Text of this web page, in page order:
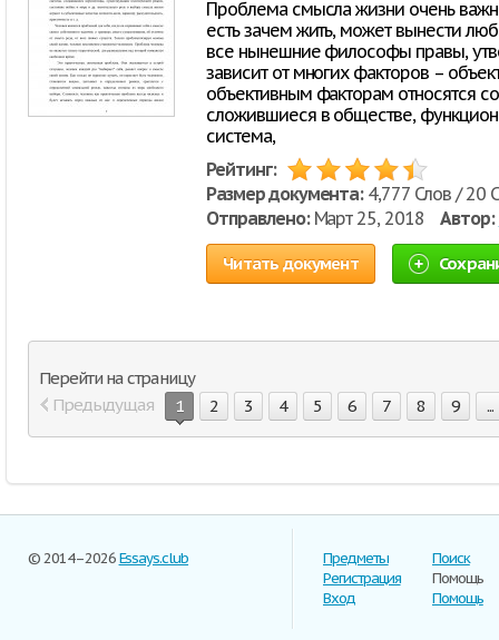
Проблема смысла жизни очень
есть зачем жить, может вынести
все нынешние философы правы,
зависит от многих факторов –
объективным факторам относятся
сложившиеся в обществе,
система,
Рейтинг:
Размер документа:4,777 Слов / 20
Отправлено:Март 25, 2018 Автор:
Читать документ
Перейти на страницу
Предыдущая
1 2 3 4 5 6 7 8 9 ...
© 2014–2026Essays.club
Предметы
Регистрация
Вход
Поиск
Помощь
Помощь